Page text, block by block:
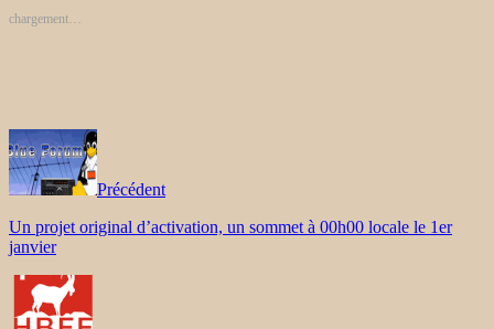
chargement…
Précédent
Un projet original d’activation, un sommet à 00h00 locale le 1er
janvier